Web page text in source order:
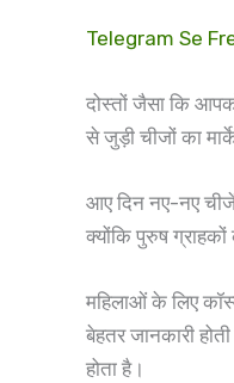
Telegram Se
दोस्तों जैसा कि
से जुड़ी चीजों का
आए दिन नए-नए
क्योंकि पुरुष ग्राहकों
महिलाओं के लिए
बेहतर जानकारी
होता है।